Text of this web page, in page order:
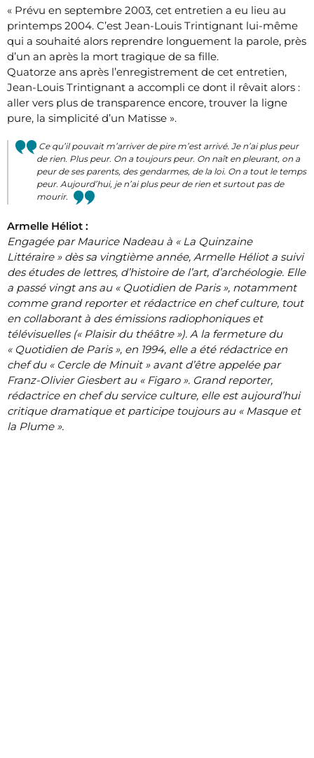
« Prévu en septembre 2003, cet entretien a eu lieu au
printemps 2004. C’est Jean-Louis Trintignant lui-même
qui a souhaité alors reprendre longuement la parole, près
d’un an après la mort tragique de sa fille.
Quatorze ans après l’enregistrement de cet entretien,
Jean-Louis Trintignant a accompli ce dont il rêvait alors :
aller vers plus de transparence encore, trouver la ligne
pure, la simplicité d’un Matisse ».
Ce qu’il pouvait m’arriver de pire m’est arrivé. Je n’ai plus peur
de rien. Plus peur. On a toujours peur. On naît en pleurant, on a
peur de ses parents, des gendarmes, de la loi. On a tout le temps
peur. Aujourd’hui, je n’ai plus peur de rien et surtout pas de
mourir.
Armelle Héliot :
Engagée par Maurice Nadeau à « La Quinzaine
Littéraire » dès sa vingtième année, Armelle Héliot a suivi
des études de lettres, d’histoire de l’art, d’archéologie. Elle
a passé vingt ans au « Quotidien de Paris », notamment
comme grand reporter et rédactrice en chef culture, tout
en collaborant à des émissions radiophoniques et
télévisuelles (« Plaisir du théâtre »). A la fermeture du
« Quotidien de Paris », en 1994, elle a été rédactrice en
chef du « Cercle de Minuit » avant d’être appelée par
Franz-Olivier Giesbert au « Figaro ». Grand reporter,
rédactrice en chef du service culture, elle est aujourd’hui
critique dramatique et participe toujours au « Masque et
la Plume ».